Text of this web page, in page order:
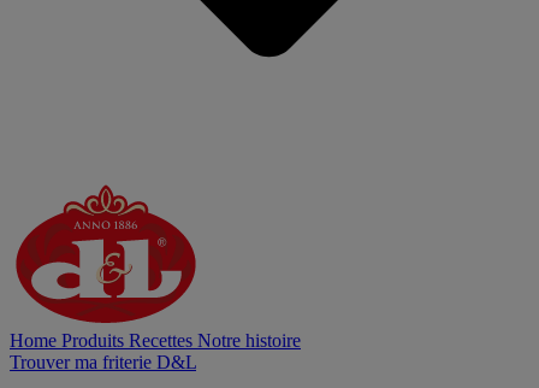
Home Produits Recettes Notre histoire
Trouver ma friterie D&L